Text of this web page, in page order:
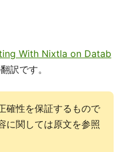
With Nixtla on Datab
訳です。
確性を保証するもので
に関しては原文を参照